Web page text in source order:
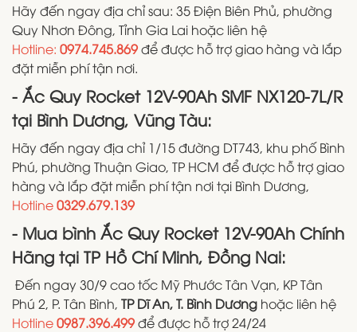
Hãy đến ngay địa chỉ sau: 35 Điện Biên Phủ, phường
Quy Nhơn Đông, Tỉnh Gia Lai hoặc liên hệ
Hotline: 0974.745.869để được hỗ trợ giao hàng và lắp
đặt miễn phí tận nơi.
- Ắc Quy Rocket 12V-90Ah SMF NX120-7L/R
tại Bình Dương, Vũng Tàu:
Hãy đến ngay địa chỉ 1/15 đường DT743, khu phố Bình
Phú, phường Thuận Giao, TP HCM để được hỗ trợ giao
hàng và lắp đặt miễn phí tận nơi tại Bình Dương,
Hotline0329.679.139
- Mua bình Ắc Quy Rocket 12V-90Ah Chính
Hãng tại TP Hồ Chí Minh, Đồng Nai:
Đến ngay 30/9 cao tốc Mỹ Phước Tân Vạn, KP Tân
Phú 2, P. Tân Bình, TP Dĩ An, T. Bình Dương hoặc liên hệ
Hotline0987.396.499để được hỗ trợ 24/24